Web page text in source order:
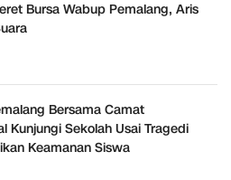
Bursa Wabup Pemalang, Aris
Bersama Camat
Kunjungi Sekolah Usai Tragedi
Keamanan Siswa